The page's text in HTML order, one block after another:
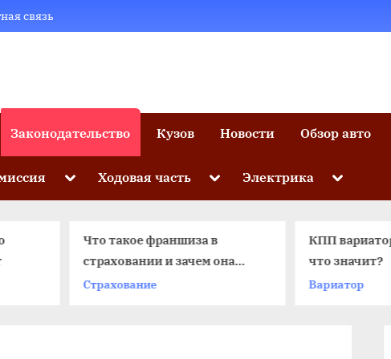
связь
Законодательство Кузов Новости Обзор авто
Toggle
menu
Ходовая часть Toggle
menu
Электрика Toggle
menu
Что такое франшиза в
страховании и зачем она
Страхование
КПП вариатор в
что значит?